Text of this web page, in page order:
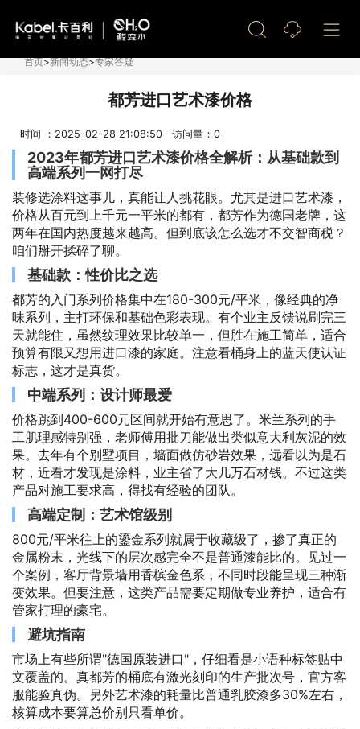
首页>新闻动态>专家答疑
都芳进口艺术漆价格
时间 ：2025-02-28 21:08:50 访问量： 0
2023年都芳进口艺术漆价格全解析：从基础款到
高端系列一网打尽
装修选涂料这事儿，真能让人挑花眼。尤其是进口艺术漆，
价格从百元到上千元一平米的都有，都芳作为德国老牌，这
两年在国内热度越来越高。但到底该怎么选才不交智商税？
咱们掰开揉碎了聊。
基础款：性价比之选
都芳的入门系列价格集中在180-300元/平米，像经典的净
味系列，主打环保和基础色彩表现。有个业主反馈说刷完三
天就能住，虽然纹理效果比较单一，但胜在施工简单，适合
预算有限又想用进口漆的家庭。注意看桶身上的蓝天使认证
标志，这才是真货。
中端系列：设计师最爱
价格跳到400-600元区间就开始有意思了。米兰系列的手
工肌理感特别强，老师傅用批刀能做出类似意大利灰泥的效
果。去年有个别墅项目，墙面做仿砂岩效果，远看以为是石
材，近看才发现是涂料，业主省了大几万石材钱。不过这类
产品对施工要求高，得找有经验的团队。
高端定制：艺术馆级别
800元/平米往上的鎏金系列就属于收藏级了，掺了真正的
金属粉末，光线下的层次感完全不是普通漆能比的。见过一
个案例，客厅背景墙用香槟金色系，不同时段能呈现三种渐
变效果。但要注意，这类产品需要定期做专业养护，适合有
管家打理的豪宅。
避坑指南
市场上有些所谓"德国原装进口"，仔细看是小语种标签贴中
文覆盖的。真都芳的桶底有激光刻印的生产批次号，官方客
服能验真伪。另外艺术漆的耗量比普通乳胶漆多30%左右，
核算成本要算总价别只看单价。